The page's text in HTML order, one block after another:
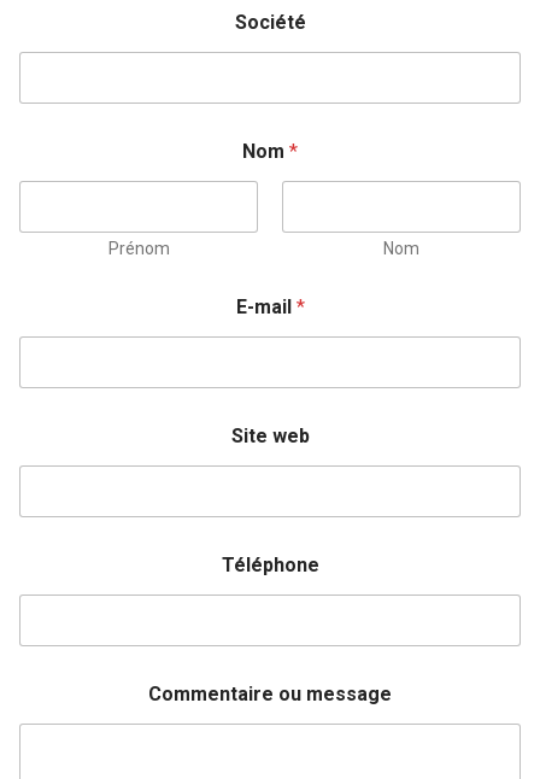
Société
Nom *
Prénom Nom
E-mail *
Site web
Téléphone
Commentaire ou message